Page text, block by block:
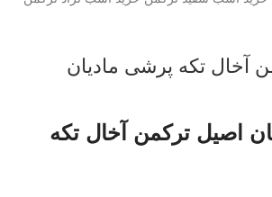
آخال تکه پرشی مادیان
اصیل ترکمن آخال تکه